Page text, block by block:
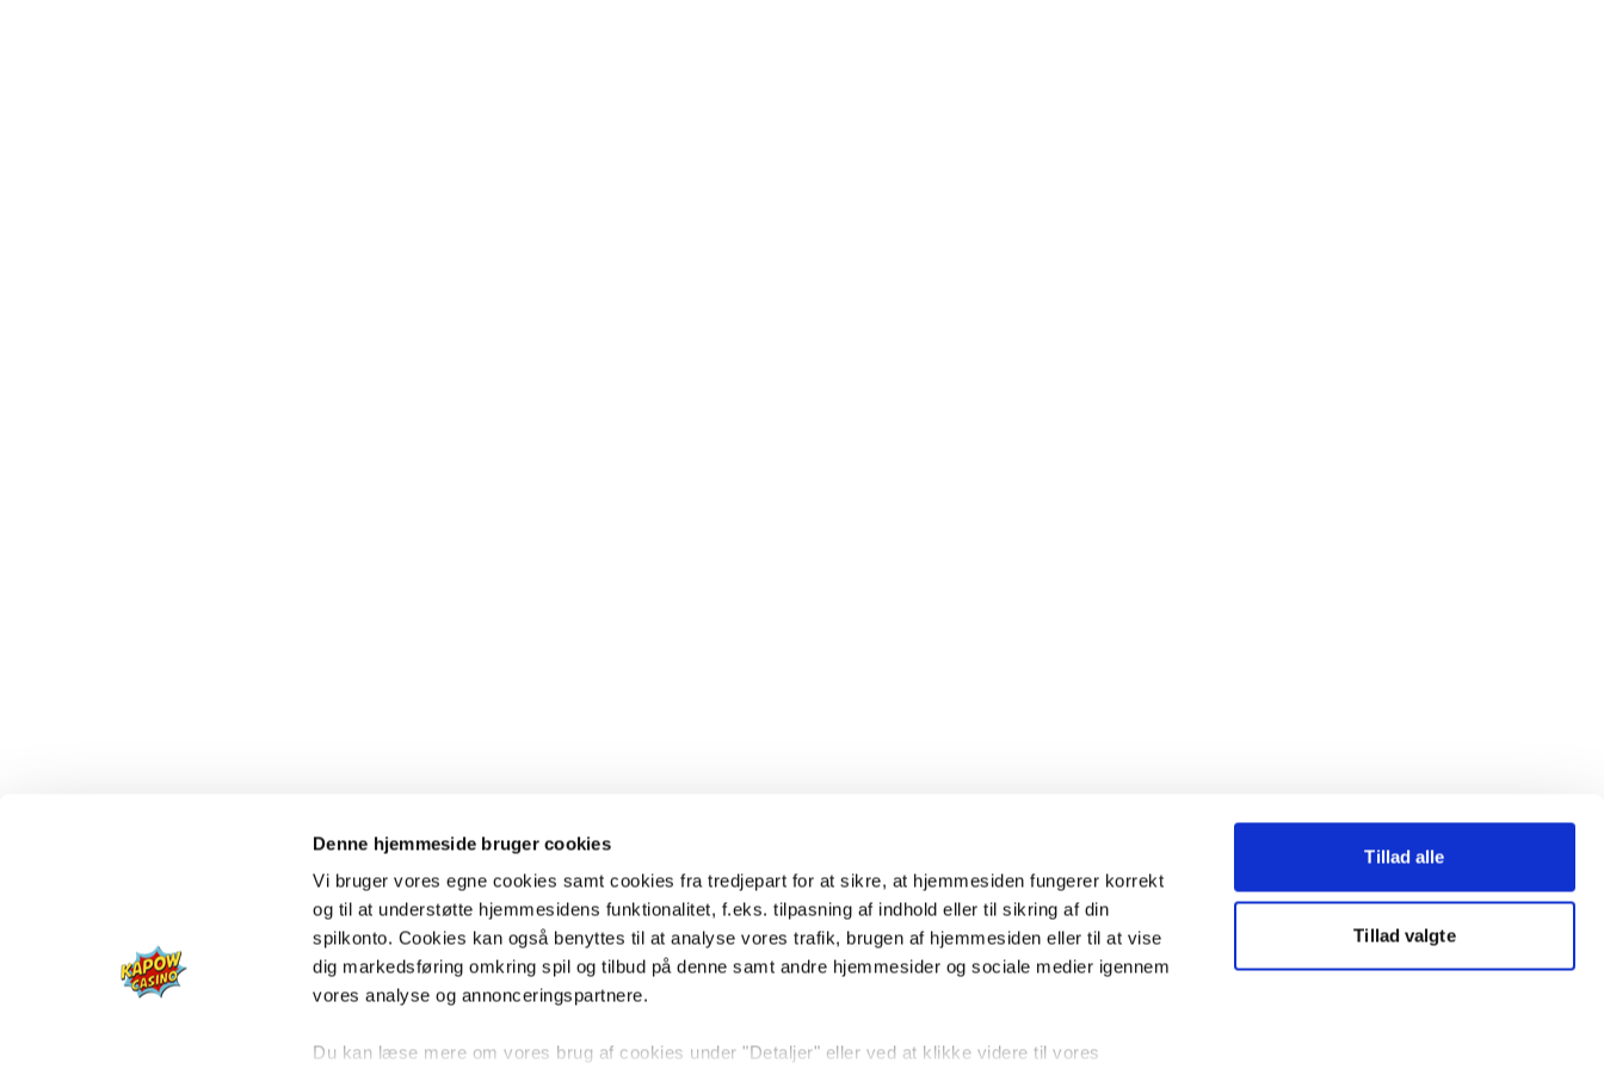
Denne hjemmeside bruger cookies
Vi bruger vores egne cookies samt cookies fra tredjepart for at sikre, at hjemmesiden fungerer korrekt
og til at understøtte hjemmesidens funktionalitet, f.eks. tilpasning af indhold eller til sikring af din
spilkonto. Cookies kan også benyttes til at analyse vores trafik, brugen af hjemmesiden eller til at vise
dig markedsføring omkring spil og tilbud på denne samt andre hjemmesider og sociale medier igennem
vores analyse og annonceringspartnere.
Du kan læse mere om vores brug af cookies under "Detaljer" eller ved at klikke videre til vores
Tillad alle
Tillad valgte